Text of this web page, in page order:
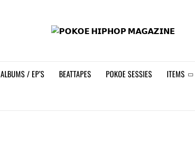
ALBUMS / EP’S BEATTAPES POKOE SESSIES ITEMS